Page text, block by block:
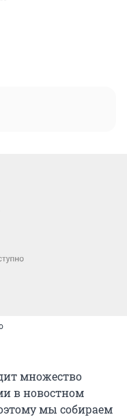
множество
в новостном
мы собираем